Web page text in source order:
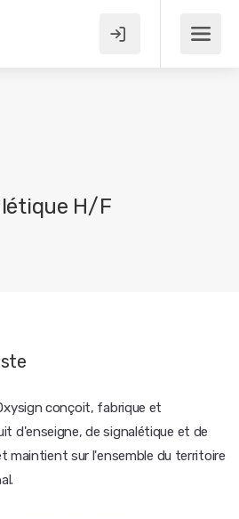
H/F
conçoit, fabrique et
d'enseigne, de signalétique et de
maintient sur l'ensemble du territoire